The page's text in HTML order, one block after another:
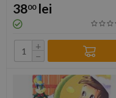
3800 lei
+
−